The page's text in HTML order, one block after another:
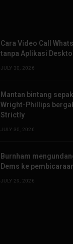
Cara Video Call
tanpa Aplikasi
JULY 30, 2026
Mantan bintang
Wright-Phillips
Strictly
JULY 30, 2026
Burnham
Dems ke
JULY 29, 2026